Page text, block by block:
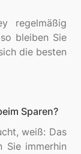
regelmäßig
bleiben Sie
die besten
Sparen?
weiß: Das
Sie immerhin